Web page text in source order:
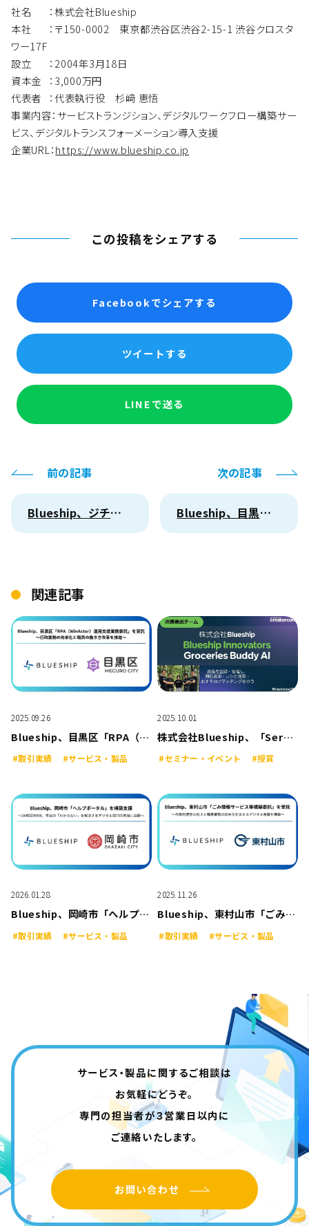
社名 ：株式会社Blueship
本社 ：〒150-0002 東京都渋谷区渋谷2-15-1 渋谷クロスタ
ワー17F
設立 ：2004年3月18日
資本金 ：3,000万円
代表者 ：代表執行役 杉﨑 恵悟
事業内容：サービストランジション、デジタルワークフロー構築サー
ビス、デジタルトランスフォーメーション導入支援
企業URL：https://www.blueship.co.jp
この投稿をシェアする
Facebookでシェアする
ツイートする
LINEで送る
前の記事
Blueship、ジチタイワークス主催「原課の力を引き出す！AIとRPA運用」のDay1（2025年8月19日）にオンライン登壇
次の記事
Blueship、目黒区「RPA（WinActor®）運用支援業務委託」を受託
関連記事
2025.09.26
Blueship、目黒区「RPA（WinActor®）運用支援業務委託」を受託
#取引実績 #サービス・製品
2025.10.01
株式会社Blueship、「ServiceNowハッカソン2025」で決勝進出が決定
#セミナー・イベント #授賞
2026.01.28
Blueship、岡崎市「ヘルプポータル」を構築支援
#取引実績 #サービス・製品
2025.11.26
Blueship、東村山市「ごみ情報サービス等構築委託」を受託
#取引実績 #サービス・製品
サービス・製品に関するご相談は
お気軽にどうぞ。
専門の担当者が３営業日以内に
ご連絡いたします。
お問い合わせ